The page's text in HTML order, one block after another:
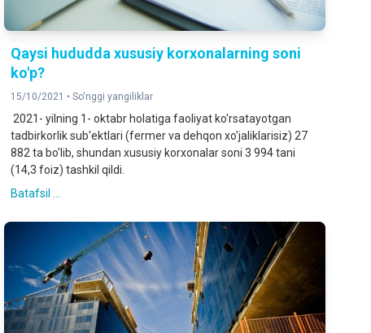
Qaysi hududda xususiy korxonalarning soni
ko'p?
15/10/2021 •So'nggi yangiliklar
2021- yilning 1- oktabr holatiga faoliyat ko'rsatayotgan
tadbirkorlik sub'ektlari (fermer va dehqon xo'jaliklarisiz) 27
882 ta bo'lib, shundan xususiy korxonalar soni 3 994 tani
(14,3 foiz) tashkil qildi.
Batafsil ...